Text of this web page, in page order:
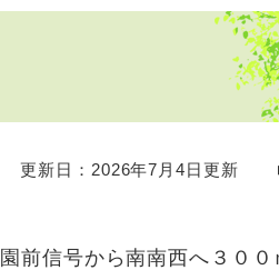
更新日：2026年7月4日更新
前信号から南南西へ３００